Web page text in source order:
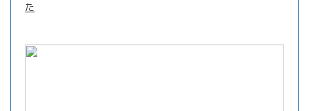
た